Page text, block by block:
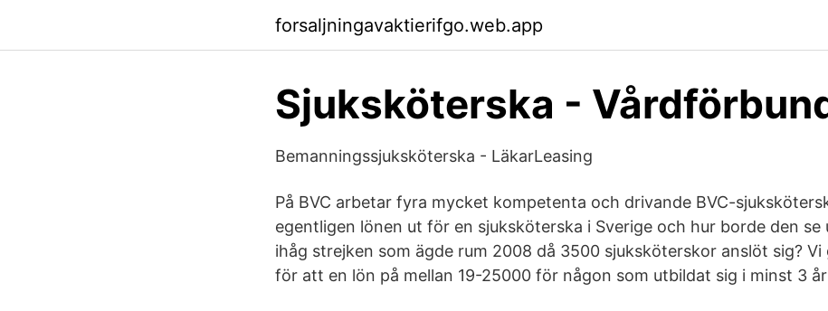
forsaljningavaktierifgo.web.app
Sjuksköterska -
Bemanningssjuksköterska - LäkarLeasing
På BVC arbetar fyra mycket kompetenta och drivande BVC-
egentligen lönen ut för en sjuksköterska i Sverige och hur borde den se
ihåg strejken som ägde rum 2008 då 3500 sjuksköterskor anslöt sig?
för att en lön på mellan 19-25000 för någon som utbildat sig i minst 3